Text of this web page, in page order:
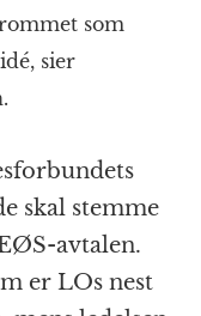
som
sier
skal stemme
avtalen.
er LOs nest